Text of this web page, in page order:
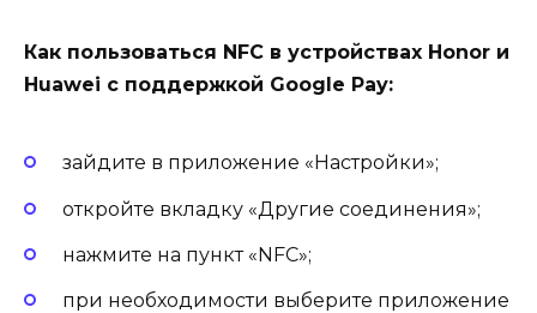
Как пользоваться NFC в устройствах Honor и
Huawei с поддержкой Google Pay:
зайдите в приложение «Настройки»;
откройте вкладку «Другие соединения»;
нажмите на пункт «NFC»;
при необходимости выберите приложение